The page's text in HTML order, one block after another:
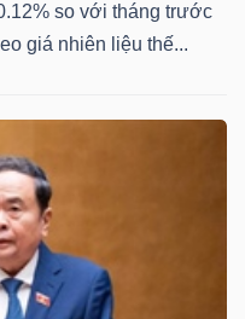
so với tháng trước
giá nhiên liệu thế...